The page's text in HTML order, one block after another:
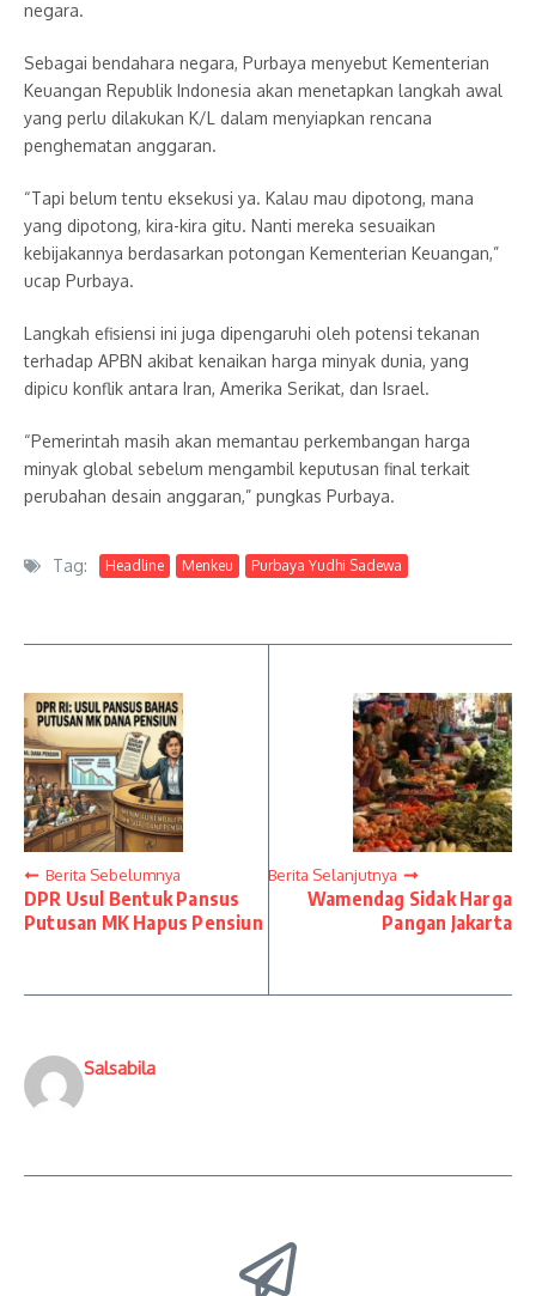
negara.
Sebagai bendahara negara, Purbaya menyebut Kementerian
Keuangan Republik Indonesia akan menetapkan langkah awal
yang perlu dilakukan K/L dalam menyiapkan rencana
penghematan anggaran.
“Tapi belum tentu eksekusi ya. Kalau mau dipotong, mana
yang dipotong, kira-kira gitu. Nanti mereka sesuaikan
kebijakannya berdasarkan potongan Kementerian Keuangan,”
ucap Purbaya.
Langkah efisiensi ini juga dipengaruhi oleh potensi tekanan
terhadap APBN akibat kenaikan harga minyak dunia, yang
dipicu konflik antara Iran, Amerika Serikat, dan Israel.
“Pemerintah masih akan memantau perkembangan harga
minyak global sebelum mengambil keputusan final terkait
perubahan desain anggaran,” pungkas Purbaya.
Tag: Headline Menkeu Purbaya Yudhi Sadewa
Berita Sebelumnya
DPR Usul Bentuk Pansus
Putusan MK Hapus Pensiun
Berita Selanjutnya
Wamendag Sidak Harga
Pangan Jakarta
Salsabila